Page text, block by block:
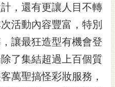
，還有更讓人目不轉
活動內容豐富，特別
讓最狂造型有機會登
了集結超過上百個質
萬聖搞怪彩妝服務，